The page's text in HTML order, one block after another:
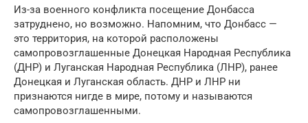
Из-за военного конфликта посещение Донбасса
затруднено, но возможно. Напомним, что Донбасс —
это территория, на которой расположены
самопровозглашенные Донецкая Народная Республика
(ДНР) и Луганская Народная Республика (ЛНР), ранее
Донецкая и Луганская область. ДНР и ЛНР ни
признаются нигде в мире, потому и называются
самопровозглашенными.